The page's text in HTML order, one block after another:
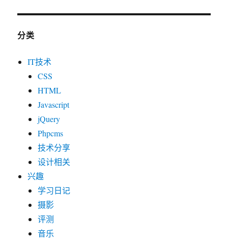
分类
IT技术
CSS
HTML
Javascript
jQuery
Phpcms
技术分享
设计相关
兴趣
学习日记
摄影
评测
音乐